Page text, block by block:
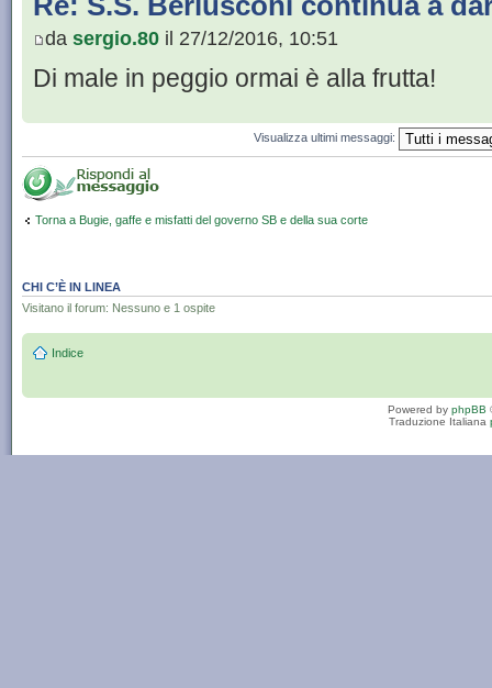
da sergio.80 il 27/12/2016, 10:51
Di male in peggio ormai è alla frutta!
Visualizza ultimi messaggi:
Torna a Bugie, gaffe e misfatti del governo SB e della sua corte
CHI C’È IN LINEA
Visitano il forum: Nessuno e 1 ospite
Indice
Powered by phpBB
Traduzione Italiana